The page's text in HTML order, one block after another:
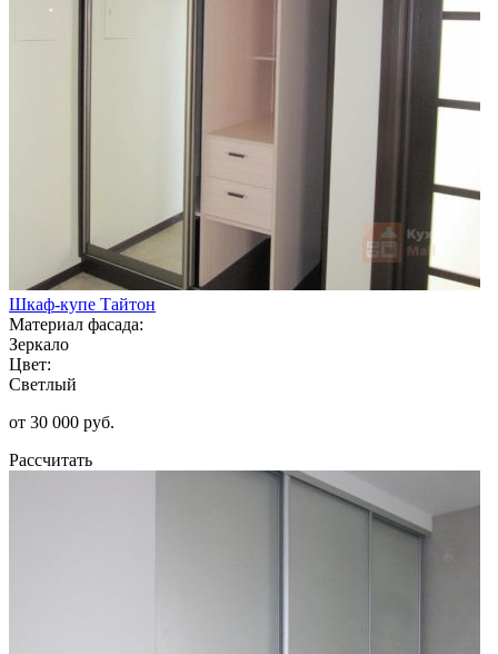
Шкаф-купе Тайтон
Материал фасада:
Зеркало
Цвет:
Светлый
от 30 000 руб.
Рассчитать